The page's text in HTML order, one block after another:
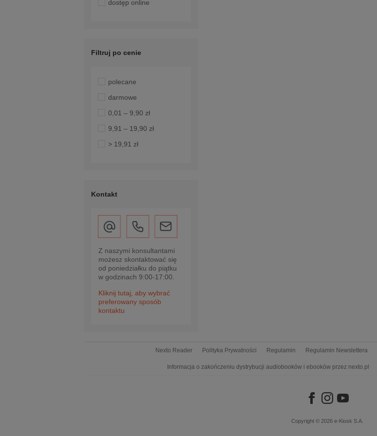
dostęp online
Filtruj po cenie
polecane
darmowe
0,01 – 9,90 zł
9,91 – 19,90 zł
> 19,91 zł
Kontakt
Z naszymi konsultantami
możesz skontaktować się
od poniedziałku do piątku
w godzinach 9:00-17:00.
Kliknij tutaj, aby wybrać
preferowany sposób
kontaktu
Nexto Reader Polityka Prywatności Regulamin Regulamin Newslettera
Informacja o zakończeniu dystrybucji audiobooków i ebooków przez nexto.pl
Copyright © 2026 e-Kiosk S.A.